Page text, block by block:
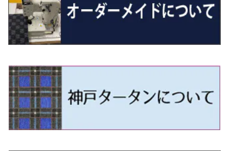
R4/1～ 90系
H26/10～R3/12 80系
エスティマ
H18/1～H24/5（前期）
H24/5～R1/10（後期）
エスティマ・ハイブリッド
H18/6～H24/5（前期）
H24/5～R1/10（後期）
オーリス
H24/8～H30/3 180系
カムリ
H29/12～R4/7 20系7人乗
R4/11～ 10系
H3/1～H11/1 S13・S14
H11/1～H14/11 S15
シルフィ
H24/12～R3/10 TB17
ジューク
H22/6～R2/6 F15
スカイライン
H13/6～H18/11 V35
スカイライン・クロスオーバー
H22/11～H28/3 120系
フォレスター
H14/2～ SG/SH/SJ/SK系
プレオ
H22/4～H30/3 L275/285
プレオプラス
H24/12～H29/5 LA300/310
レヴォーグ
H17/9～ DG64/DG17
スクラムトラック
H25/9～ DG16T
デミオ
H19/7～R1/7 DE/DJ系
ビアンテ
H20/7～30/3 CC系
ファミリア バン
H11/1～ S200/S500系
ブーン
H28/4～R5/12 M700系
ミラ
H18/12～ L275/285
ミラ・イース
H23/9～ LA300系
ミラ・ココア
R7/4～ JC74W
ジムニーワイド/ジムニーシエラ
H10/1～H14/1 JB33/43W
H14/1～ JB43/74W
スイフト/スイフトスポーツ
H22/9～ スイフト
H23/12～
スペーシア/スペーシアカスタム/スペーシアギア
H25/3～R5/11
スペーシアベース
H26/2～ DS17/64W
ディグニティ
H24/7～H29/1 BHGY51
デリカＤ：２
H23/3～ MB系
デリカＤ：３
H23/10～H31/4 BM20 7人乗
デリカＤ：５
R6/10~ JJ3
N‐WGN/N‐WGNカスタム
H25/11～ JH1・JH2・JH3・JH4
S660
H27/4～R3/12 JW5
WR-V
R6/3～ DG5
ZR-V
H23/5～H27/7 3CCAX
H27/7～ 3CC/3CD系
ザ・ビートル
H24/4～R3/4 16C系
ポロ
H21/10～H30/3 6RC系
H30/3～ AW系
H26/5～R2/6
ＧＬＥクラス
R1/6～
Ｓクラス
H25/10～R3/10
Ｖクラス
H27/4～